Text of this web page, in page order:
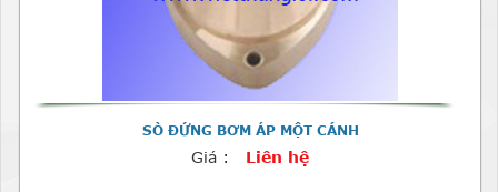
SÒ ĐỨNG BƠM ÁP MỘT CÁNH
Giá : Liên hệ